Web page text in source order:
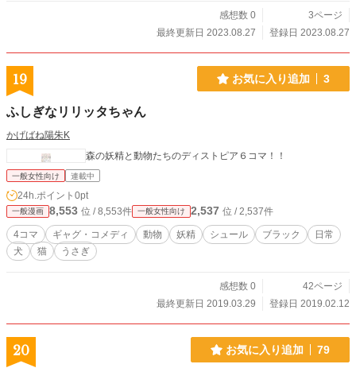
感想数 0
3ページ
最終更新日 2023.08.27
登録日 2023.08.27
19 お気に入り追加 3
ふしぎなリリッタちゃん
かげばね陽朱K
森の妖精と動物たちのディストピア６コマ！！
一般女性向け 連載中
24h.ポイント 0pt
一般漫画 8,553 位 / 8,553件 一般女性向け 2,537 位 / 2,537件
4コマ ギャグ・コメディ 動物 妖精 シュール ブラック
日常
犬
猫 うさぎ
感想数 0
42ページ
最終更新日 2019.03.29
登録日 2019.02.12
20 お気に入り追加 79